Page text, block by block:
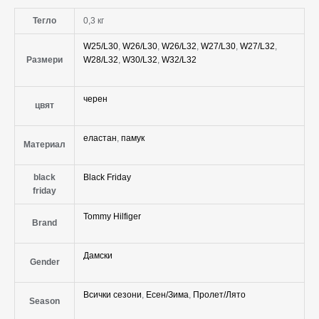
Тегло 0,3 кг
Размери
W25/L30, W26/L30, W26/L32, W27/L30, W27/L32,
W28/L32, W30/L32, W32/L32
цвят
черен
Материал
еластан, памук
black
friday
Black Friday
Brand
Tommy Hilfiger
Gender
Дамски
Season
Всички сезони, Есен/Зима, Пролет/Лято